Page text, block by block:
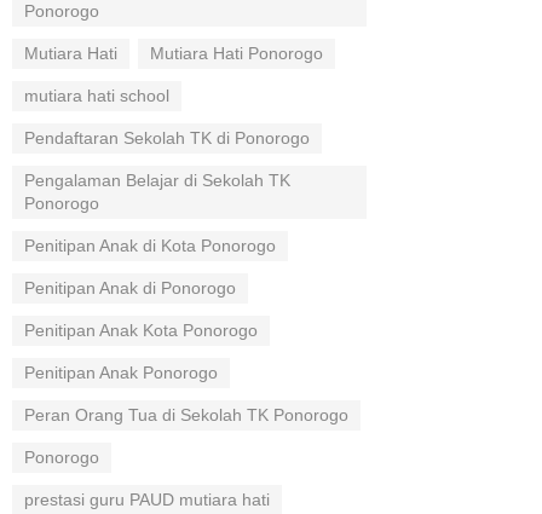
Ponorogo
Mutiara Hati Mutiara Hati Ponorogo
mutiara hati school
Pendaftaran Sekolah TK di Ponorogo
Pengalaman Belajar di Sekolah TK
Ponorogo
Penitipan Anak di Kota Ponorogo
Penitipan Anak di Ponorogo
Penitipan Anak Kota Ponorogo
Penitipan Anak Ponorogo
Peran Orang Tua di Sekolah TK Ponorogo
Ponorogo
prestasi guru PAUD mutiara hati